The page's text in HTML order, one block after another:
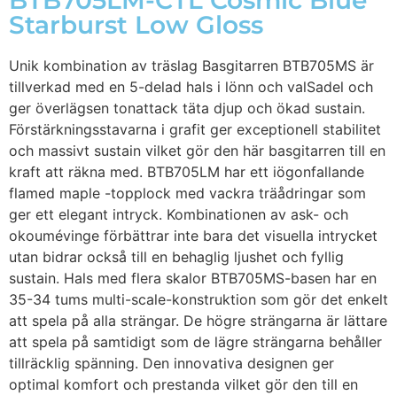
Starburst Low Gloss
Unik kombination av träslag Basgitarren BTB705MS är
tillverkad med en 5-delad hals i lönn och valSadel och
ger överlägsen tonattack täta djup och ökad sustain.
Förstärkningsstavarna i grafit ger exceptionell stabilitet
och massivt sustain vilket gör den här basgitarren till en
kraft att räkna med. BTB705LM har ett iögonfallande
flamed maple -topplock med vackra träådringar som
ger ett elegant intryck. Kombinationen av ask- och
okoumévinge förbättrar inte bara det visuella intrycket
utan bidrar också till en behaglig ljushet och fyllig
sustain. Hals med flera skalor BTB705MS-basen har en
35-34 tums multi-scale-konstruktion som gör det enkelt
att spela på alla strängar. De högre strängarna är lättare
att spela på samtidigt som de lägre strängarna behåller
tillräcklig spänning. Den innovativa designen ger
optimal komfort och prestanda vilket gör den till en